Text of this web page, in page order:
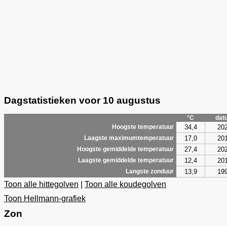
Dagstatistieken voor 10 augustus
°C
Hoogste temperatuur
34,4
Laagste maximumtemperatuur 17,0
Hoogste gemiddelde temperatuur 27,4
Laagste gemiddelde temperatuur 12,4
Langste zonduur 13,9
Toon alle hittegolven
Toon alle koudegolven
Toon Hellmann-grafiek
Zon